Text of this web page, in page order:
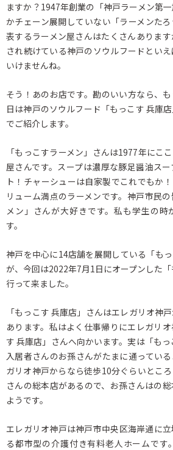
ますか？1947年創業の「神戸ラーメン第
かチェーン展開していない「ラーメンた
表するラーメン屋さんはたくさんありま
され続けている神戸のソウルフードとい
いけませんね。
そう！あのお店です。勘のいい方なら、
日は神戸のソウルフード「もっこす 兵庫
でご紹介します。
「もっこすラーメン」さんは1977年にこ
屋さんです。スープは濃厚な豚足醤油ス
ト！チャーシューは自家製でこれでもか
リューム満点のラーメンです。神戸市民
メン」さんが大好きです。私も学生の時
す。
神戸を中心に14店舗を展開している「も
が、今回は2022年7月1日にオープンした
行って来ました。
「もっこす 兵庫店」さんはエレガリオ神
あります。私はよく仕事帰りにエレガリ
す 兵庫店」さんへ向かいます。実は「も
入居者さんのお孫さんがたまに通ってい
ガリオ神戸からなら徒歩10分ぐらいところ
さんの総本店があるので、お孫さんはの
ようです。
エレガリオ神戸は神戸市中央区海岸通に
る都市型の介護付き有料老人ホームです